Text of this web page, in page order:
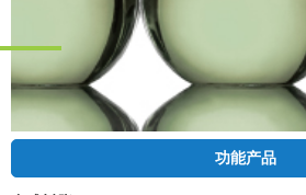
功能产品